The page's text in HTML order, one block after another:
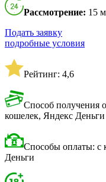
Рассмотрение: 15
Подать заявку
подробные условия
Рейтинг: 4,6
Способ получения
кошелек, Яндекс Деньги
Способы оплаты: с
Деньги